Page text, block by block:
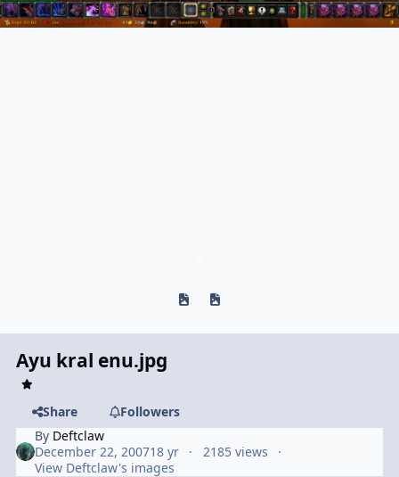
Previous carousel slide
Next carousel slide
Ayu kral enu.jpg
Share
Followers
By Deftclaw
December 22, 200718 yr
2185 views
View Deftclaw's images